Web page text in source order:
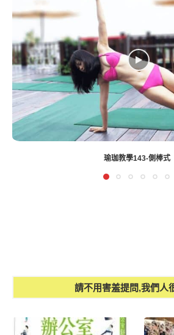
瑜珈教學143-側棒式
請不用害羞提問,我們人